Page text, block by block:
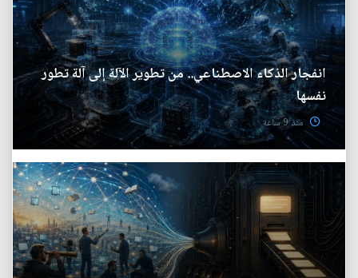
انفجار الذكاء الاصطناعي.. من تطوير الآلة إلى آلة تطور
نفسها
منذ 9 ساعة